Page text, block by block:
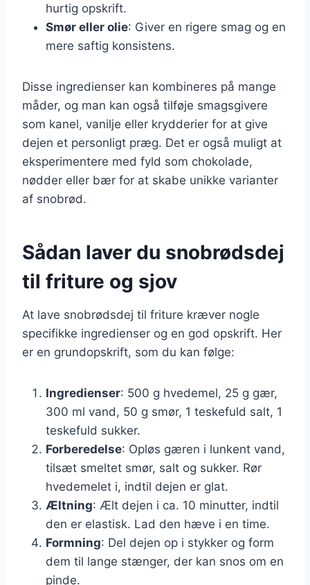
hurtig opskrift.
Smør eller olie: Giver en rigere smag og en
mere saftig konsistens.
Disse ingredienser kan kombineres på mange
måder, og man kan også tilføje smagsgivere
som kanel, vanilje eller krydderier for at give
dejen et personligt præg. Det er også muligt at
eksperimentere med fyld som chokolade,
nødder eller bær for at skabe unikke varianter
af snobrød.
Sådan laver du snobrødsdej
til friture og sjov
At lave snobrødsdej til friture kræver nogle
specifikke ingredienser og en god opskrift. Her
er en grundopskrift, som du kan følge:
Ingredienser: 500 g hvedemel, 25 g gær,
300 ml vand, 50 g smør, 1 teskefuld salt, 1
teskefuld sukker.
Forberedelse: Opløs gæren i lunkent vand,
tilsæt smeltet smør, salt og sukker. Rør
hvedemelet i, indtil dejen er glat.
Æltning: Ælt dejen i ca. 10 minutter, indtil
den er elastisk. Lad den hæve i en time.
Formning: Del dejen op i stykker og form
dem til lange stænger, der kan snos om en
pinde.